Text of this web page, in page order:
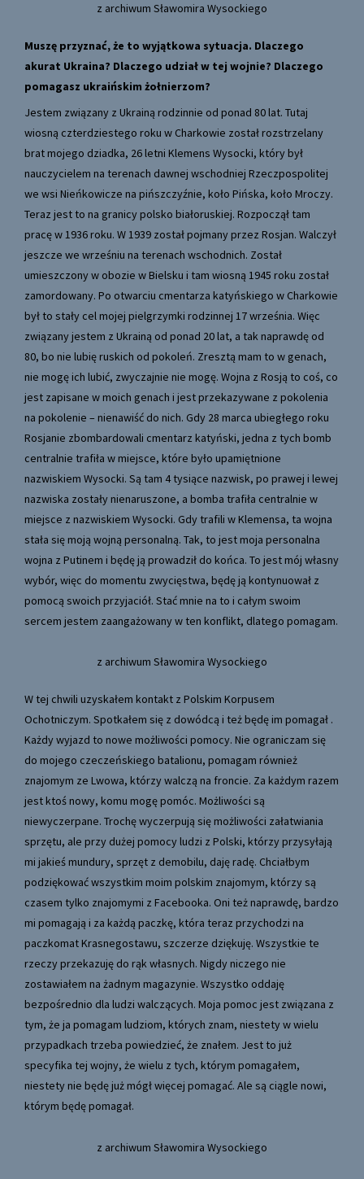
z archiwum Sławomira Wysockiego
Muszę przyznać, że to wyjątkowa sytuacja. Dlaczego
akurat Ukraina? Dlaczego udział w tej wojnie? Dlaczego
pomagasz ukraińskim żołnierzom?
Jestem związany z Ukrainą rodzinnie od ponad 80 lat. Tutaj
wiosną czterdziestego roku w Charkowie został rozstrzelany
brat mojego dziadka, 26 letni Klemens Wysocki, który był
nauczycielem na terenach dawnej wschodniej Rzeczpospolitej
we wsi Nieńkowicze na pińszczyźnie, koło Pińska, koło Mroczy.
Teraz jest to na granicy polsko białoruskiej. Rozpoczął tam
pracę w 1936 roku. W 1939 został pojmany przez Rosjan. Walczył
jeszcze we wrześniu na terenach wschodnich. Został
umieszczony w obozie w Bielsku i tam wiosną 1945 roku został
zamordowany. Po otwarciu cmentarza katyńskiego w Charkowie
był to stały cel mojej pielgrzymki rodzinnej 17 września. Więc
związany jestem z Ukrainą od ponad 20 lat, a tak naprawdę od
80, bo nie lubię ruskich od pokoleń. Zresztą mam to w genach,
nie mogę ich lubić, zwyczajnie nie mogę. Wojna z Rosją to coś, co
jest zapisane w moich genach i jest przekazywane z pokolenia
na pokolenie – nienawiść do nich. Gdy 28 marca ubiegłego roku
Rosjanie zbombardowali cmentarz katyński, jedna z tych bomb
centralnie trafiła w miejsce, które było upamiętnione
nazwiskiem Wysocki. Są tam 4 tysiące nazwisk, po prawej i lewej
nazwiska zostały nienaruszone, a bomba trafiła centralnie w
miejsce z nazwiskiem Wysocki. Gdy trafili w Klemensa, ta wojna
stała się moją wojną personalną. Tak, to jest moja personalna
wojna z Putinem i będę ją prowadził do końca. To jest mój własny
wybór, więc do momentu zwycięstwa, będę ją kontynuował z
pomocą swoich przyjaciół. Stać mnie na to i całym swoim
sercem jestem zaangażowany w ten konflikt, dlatego pomagam.
z archiwum Sławomira Wysockiego
W tej chwili uzyskałem kontakt z Polskim Korpusem
Ochotniczym. Spotkałem się z dowódcą i też będę im pomagał .
Każdy wyjazd to nowe możliwości pomocy. Nie ograniczam się
do mojego czeczeńskiego batalionu, pomagam również
znajomym ze Lwowa, którzy walczą na froncie. Za każdym razem
jest ktoś nowy, komu mogę pomóc. Możliwości są
niewyczerpane. Trochę wyczerpują się możliwości załatwiania
sprzętu, ale przy dużej pomocy ludzi z Polski, którzy przysyłają
mi jakieś mundury, sprzęt z demobilu, daję radę. Chciałbym
podziękować wszystkim moim polskim znajomym, którzy są
czasem tylko znajomymi z Facebooka. Oni też naprawdę, bardzo
mi pomagają i za każdą paczkę, która teraz przychodzi na
paczkomat Krasnegostawu, szczerze dziękuję. Wszystkie te
rzeczy przekazuję do rąk własnych. Nigdy niczego nie
zostawiałem na żadnym magazynie. Wszystko oddaję
bezpośrednio dla ludzi walczących. Moja pomoc jest związana z
tym, że ja pomagam ludziom, których znam, niestety w wielu
przypadkach trzeba powiedzieć, że znałem. Jest to już
specyfika tej wojny, że wielu z tych, którym pomagałem,
niestety nie będę już mógł więcej pomagać. Ale są ciągle nowi,
którym będę pomagał.
z archiwum Sławomira Wysockiego